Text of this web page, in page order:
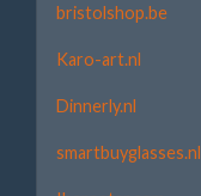
bristolshop.be
Karo-art.nl
Dinnerly.nl
smartbuyglasses.nl